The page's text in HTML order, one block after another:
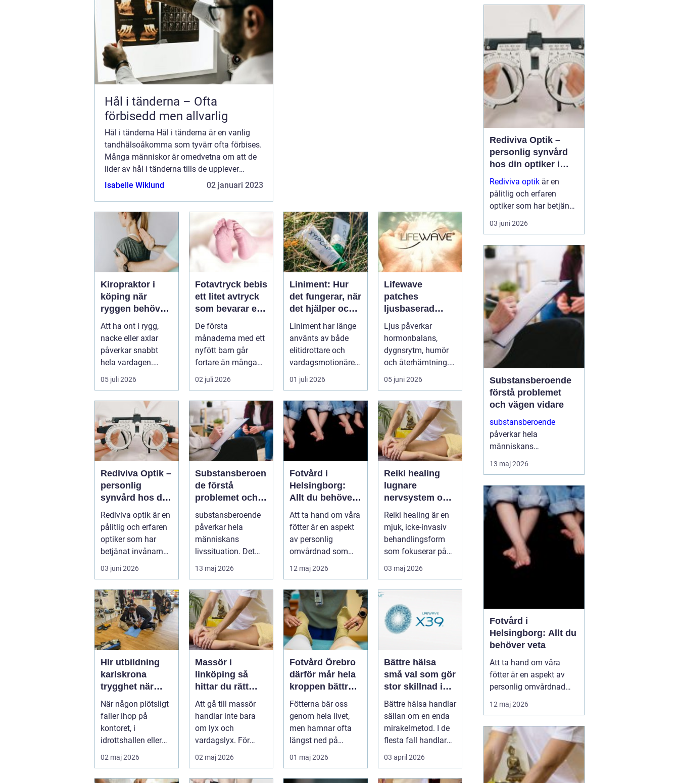
Hål i tänderna – Ofta
förbisedd men allvarlig
Hål i tänderna Hål i tänderna är en vanlig
tandhälsoåkomma som tyvärr ofta förbises.
Många människor är omedvetna om att de
lider av hål i tänderna tills de upplever
smär...
Isabelle Wiklund 02 januari 2023
Kiropraktor i
köping när
ryggen behöver
professionell
hjälp
Att ha ont i rygg,
nacke eller axlar
påverkar snabbt
hela vardagen.
Sömn, arbete,
träning och humör
...
05 juli 2026
Fotavtryck bebis
ett litet avtryck
som bevarar en
stor stund
De första
månaderna med ett
nyfött barn går
fortare än många
hinner med. Ena
dagen ryms hela
foten i...
02 juli 2026
Liniment: Hur
det fungerar, när
det hjälper och
vad man bör
tänka på
Liniment har länge
använts av både
elitidrottare och
vardagsmotionärer
för...
01 juli 2026
Lifewave
patches
ljusbaserad
teknik för ett
mer hållbart
välbefinnande
Ljus påverkar
hormonbalans,
dygnsrytm, humör
och återhämtning.
Under senare år har
en ny typ av prod...
05 juni 2026
Rediviva Optik –
personlig
synvård hos din
optiker i
Uppsala
Rediviva optik är en
pålitlig och erfaren
optiker som har
betjänat invånarna
03 juni 2026
Substansberoen
de förstå
problemet och
vägen vidare
substansberoende
påverkar hela
människans
livssituation. Det
handlar sällan bara
om alkohol,
narkoti...
13 maj 2026
Fotvård i
Helsingborg:
Allt du behöver
veta
Att ta hand om våra
fötter är en aspekt
av personlig
omvårdnad som
ofta fö...
12 maj 2026
Reiki healing
lugnare
nervsystem och
djupare
återhämtning
Reiki healing är en
mjuk, icke-invasiv
behandlingsform
som fokuserar på
kroppens egen
förmåga att lä...
03 maj 2026
Hlr utbildning
karlskrona
trygghet när
sekunderna
räknas
När någon plötsligt
faller ihop på
kontoret, i
idrottshallen eller
hemma vid
köksbordet finns det
ba...
02 maj 2026
Massör i
linköping så
hittar du rätt
behandling för
kropp och själ
Att gå till massör
handlar inte bara
om lyx och
vardagslyx. För
många i Linköping
är massage ett
kon...
02 maj 2026
Fotvård Örebro
därför mår hela
kroppen bättre
av friska fötter
Fötterna bär oss
genom hela livet,
men hamnar ofta
längst ned på
prioriteringslistan.
Många söker hj...
01 maj 2026
Bättre hälsa
små val som gör
stor skillnad i
vardagen
Bättre hälsa handlar
sällan om en enda
mirakelmetod. I de
flesta fall handlar
det om många små,
medv...
03 april 2026
gränslandet mellan
egen biologi:Lifewave
patches. De är små
själv...
Rediviva Optik –
personlig synvård
hos din optiker i
Uppsala
Rediviva optik är en
pålitlig och erfaren
optiker som har betjänat
invånarna i Uppsala i
över 25 år. Med en
kvalitetsoptik och en
stark inriktning på
personlig...
03 juni 2026
Substansberoende
förstå problemet
och vägen vidare
substansberoende
påverkar hela
människans
livssituation. Det handlar
sällan bara om alkohol,
i sig, utan om hur
användningen gradvis
tar över vardagen.
Relationer slits,...
13 maj 2026
Fotvård i
Helsingborg: Allt du
behöver veta
Att ta hand om våra
fötter är en aspekt av
personlig omvårdnad
som ofta förbises, men i
Helsingborg finns en
förstår värdet av fotvård.
Studio Fot, beläget i
hjärt...
12 maj 2026